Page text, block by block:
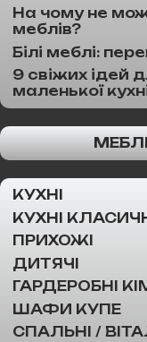
На чому не
меблів?
Білі меблі:
9 свіжих ідей
маленької
КУХНІ
КУХНІ
ПРИХОЖІ
ДИТЯЧІ
ГАРДЕРОБНІ
ШАФИ КУПЕ
СПАЛЬНІ /